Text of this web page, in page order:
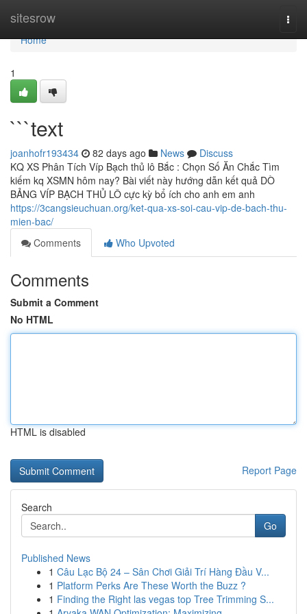
sitesrow
Home
Home
1
```text
joanhofr193434 82 days ago News
Discuss
KQ XS Phân Tích Víp Bạch thủ lô Bắc : Chọn Số Ăn Chắc Tìm
kiếm kq XSMN hôm nay? Bài viết này hướng dẫn kết quả DÒ
BẢNG VÍP BẠCH THỦ LÔ cực kỳ bổ ích cho anh em anh
https://3cangsieuchuan.org/ket-qua-xs-soi-cau-vip-de-bach-thu-
mien-bac/
Comments
Who Upvoted
Comments
Submit a Comment
No HTML
HTML is disabled
Report Page
Search
Go
Published News
1 Câu Lạc Bộ 24 – Sân Chơi Giải Trí Hàng Đầu V...
1 Platform Perks Are These Worth the Buzz ?
1 Finding the Right las vegas top Tree Trimming S...